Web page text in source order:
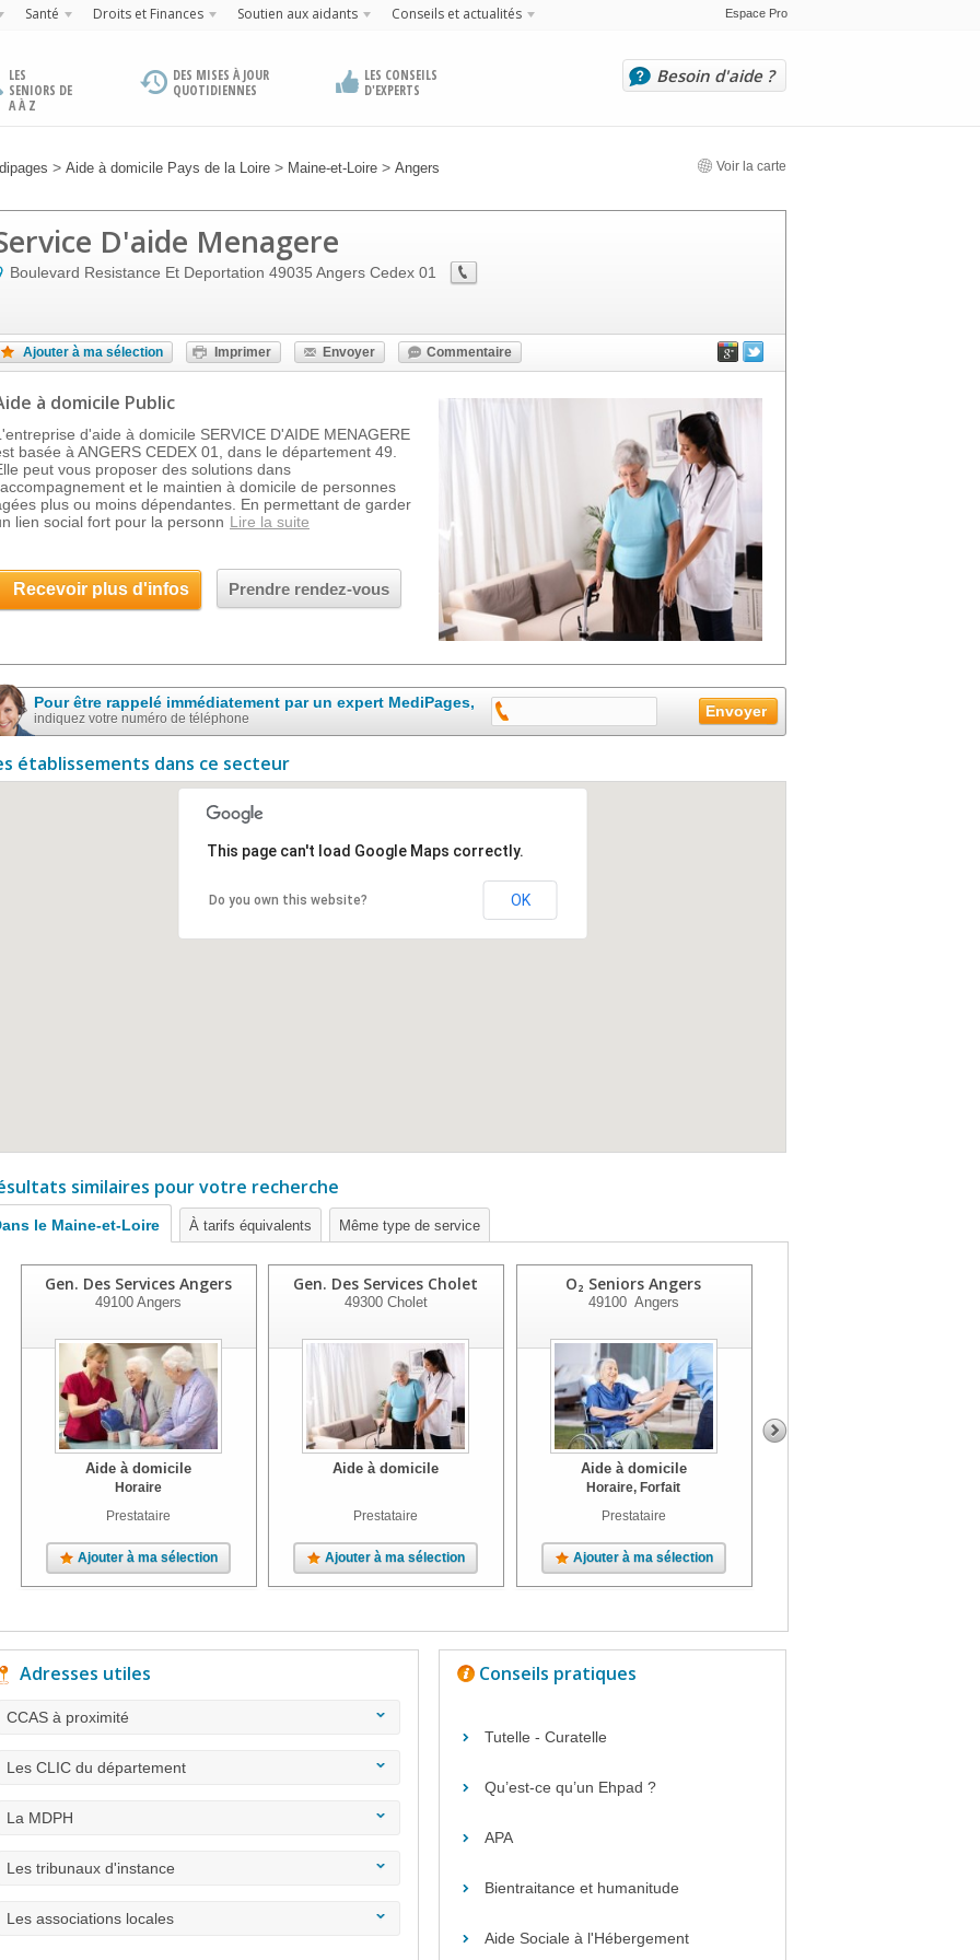
Santé Droits et Finances Soutien aux aidants Conseils et actualités Espace Pro
LES
SENIORS DE
A À Z
DES MISES À JOUR
QUOTIDIENNES
LES CONSEILS
D'EXPERTS
Besoin d'aide ?
> Aide à domicile Pays de la Loire > Maine-et-Loire > Angers Voir la carte
D'aide Menagere
Boulevard Resistance Et Deportation 49035 Angers Cedex 01
Ajouter à ma sélection Imprimer Envoyer Commentaire
à domicile Public
d'aide à domicile SERVICE D'AIDE MENAGERE
basée à ANGERS CEDEX 01, dans le département 49.
peut vous proposer des solutions dans
et le maintien à domicile de personnes
plus ou moins dépendantes. En permettant de garder
lien social fort pour la personn Lire la suite
Recevoir plus d'infos Prendre rendez-vous
Pour être rappelé immédiatement par un expert MediPages,
indiquez votre numéro de téléphone
établissements dans ce secteur
This page can't load Google Maps correctly.
Do you own this website? OK
similaires pour votre recherche
le Maine-et-Loire À tarifs équivalents Même type de service
Gen. Des Services Angers
49100 Angers
Aide à domicile
Horaire
Prestataire
Ajouter à ma sélection
Gen. Des Services Cholet
49300Cholet
Aide à domicile
Prestataire
Ajouter à ma sélection
O₂ Seniors Angers
49100 Angers
Aide à domicile
Horaire, Forfait
Prestataire
Ajouter à ma sélection
Adresses utiles
CCAS à proximité
Les CLIC du département
La MDPH
Les tribunaux d'instance
Les associations locales
Conseils pratiques
Tutelle - Curatelle
Qu’est-ce qu’un Ehpad ?
APA
Bientraitance et humanitude
Aide Sociale à l'Hébergement